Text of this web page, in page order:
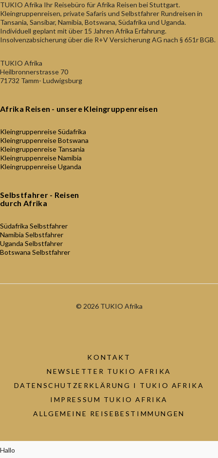
TUKIO Afrika Ihr Reisebüro für Afrika Reisen bei Stuttgart.
Kleingruppenreisen, private Safaris und Selbstfahrer Rundreisen in
Tansania, Sansibar, Namibia, Botswana, Südafrika und Uganda.
Individuell geplant mit über 15 Jahren Afrika Erfahrung.
Insolvenzabsicherung über die R+V Versicherung AG nach § 651r BGB.
TUKIO Afrika
Heilbronnerstrasse 70
71732 Tamm- Ludwigsburg
Afrika Reisen - unsere Kleingruppenreisen
Kleingruppenreise Südafrika
Kleingruppenreise Botswana
Kleingruppenreise Tansania
Kleingruppenreise Namibia
Kleingruppenreise Uganda
Selbstfahrer - Reisen
durch Afrika
Südafrika Selbstfahrer
Namibia Selbstfahrer
Uganda Selbstfahrer
Botswana Selbstfahrer
© 2026 TUKIO Afrika
KONTAKT
NEWSLETTER TUKIO AFRIKA
DATENSCHUTZERKLÄRUNG I TUKIO AFRIKA
IMPRESSUM TUKIO AFRIKA
ALLGEMEINE REISEBESTIMMUNGEN
Hallo